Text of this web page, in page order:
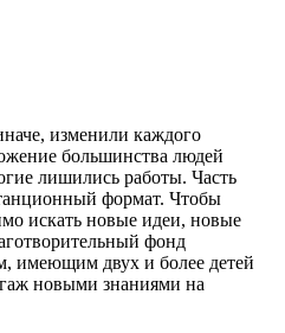
изменили каждого
большинства людей
лишились работы. Часть
формат. Чтобы
искать новые идеи, новые
фонд
имеющим двух и более детей
новыми знаниями на